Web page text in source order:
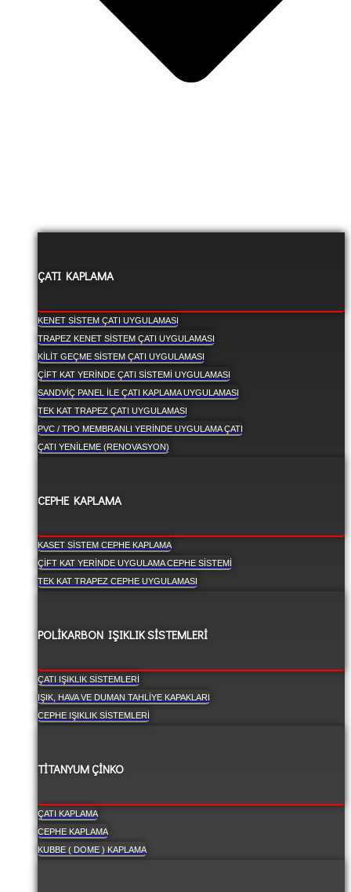
ÇATI KAPLAMA
KENET SISTEM ÇATI UYGULAMASI
TRAPEZ KENET SISTEM ÇATI UYGULAMASI
KILIT GEÇME SISTEM ÇATI UYGULAMASI
ÇIFT KAT YERINDE ÇATI SISTEMI UYGULAMASI
SANDVIÇ PANEL ILE ÇATI KAPLAMA UYGULAMASI
TEK KAT TRAPEZ ÇATI UYGULAMASI
PVC / TPO MEMBRANLI YERINDE UYGULAMA ÇATI
ÇATI YENILEME (RENOVASYON)
CEPHE KAPLAMA
KASET SISTEM CEPHE KAPLAMA
ÇIFT KAT YERINDE UYGULAMA CEPHE SISTEMI
TEK KAT TRAPEZ CEPHE UYGULAMASI
POLİKARBON IŞIKLIK SİSTEMLERİ
ÇATI IŞIKLIK SISTEMLERI
IŞIK, HAVA VE DUMAN TAHLIYE KAPAKLARI
CEPHE IŞIKLIK SISTEMLERI
TİTANYUM ÇİNKO
ÇATI KAPLAMA
CEPHE KAPLAMA
KUBBE ( DOME ) KAPLAMA